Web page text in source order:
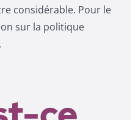
considérable. Pour le
sur la politique
.